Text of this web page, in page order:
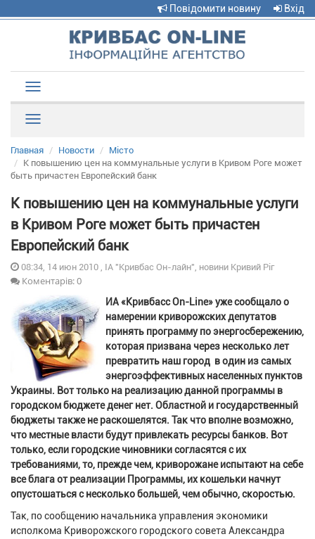
Повідомити новину Вхід
navigation
Главная Новости
Місто
К повышению цен на коммунальные услуги в Кривом Роге может
быть причастен Европейский банк
К повышению цен на коммунальные услуги
в Кривом Роге может быть причастен
Европейский банк
08:34, 14 июн 2010 , ІА "Кривбас Он-лайн", новини Кривий Ріг
Коментарів: 0
ИА «Кривбасс On-Line» уже сообщало о
намерении криворожских депутатов
принять программу по энергосбережению,
которая призвана через несколько лет
превратить наш город в один из самых
энергоэффективных населенных пунктов
Украины. Вот только на реализацию данной программы в
городском бюджете денег нет. Областной и государственный
бюджеты также не раскошелятся. Так что вполне возможно,
что местные власти будут привлекать ресурсы банков. Вот
только, если городские чиновники согласятся с их
требованиями, то, прежде чем, криворожане испытают на себе
все блага от реализации Программы, их кошельки начнут
опустошаться с несколько большей, чем обычно, скоростью.
Так, по сообщению начальника управления экономики
исполкома Криворожского городского совета Александра